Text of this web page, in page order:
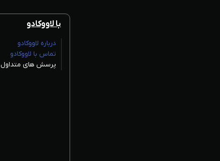
با لاووکادو
درباره لاووکادو
تماس با لاووکادو
پرسش های متداول